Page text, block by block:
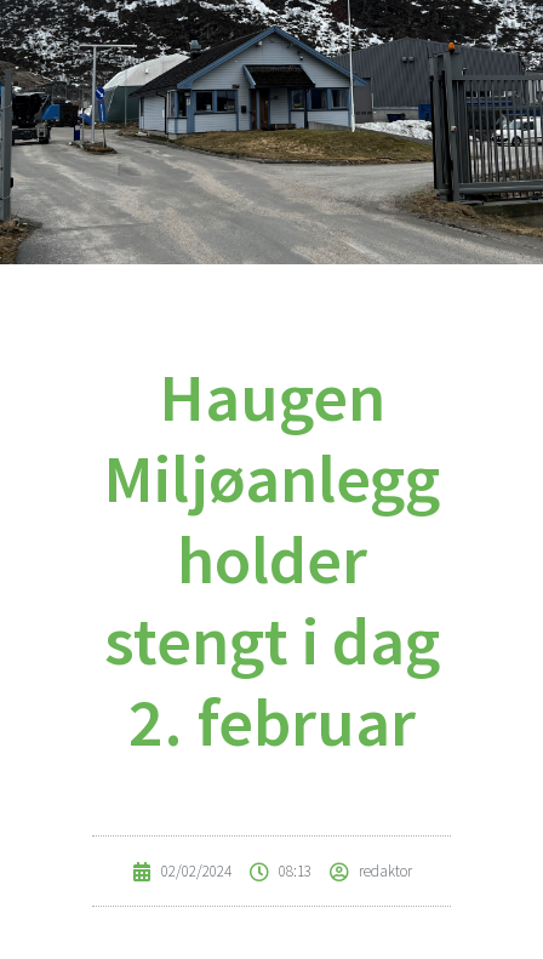
Haugen
Miljøanlegg
holder
stengt i dag
2. februar
02/02/2024 08:13 redaktor